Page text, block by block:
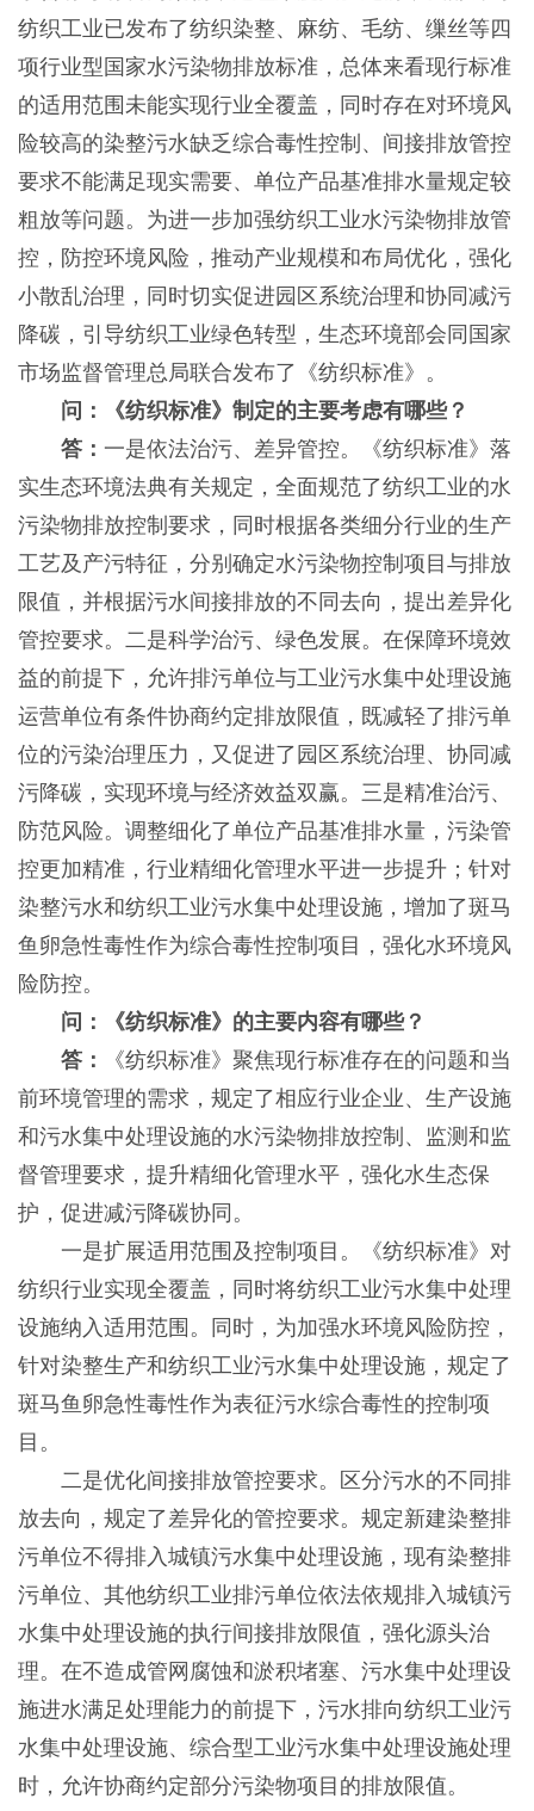
纺织工业已发布了纺织染整、麻纺、毛纺、缫丝等四
项行业型国家水污染物排放标准，总体来看现行标准
的适用范围未能实现行业全覆盖，同时存在对环境风
险较高的染整污水缺乏综合毒性控制、间接排放管控
要求不能满足现实需要、单位产品基准排水量规定较
粗放等问题。为进一步加强纺织工业水污染物排放管
控，防控环境风险，推动产业规模和布局优化，强化
小散乱治理，同时切实促进园区系统治理和协同减污
降碳，引导纺织工业绿色转型，生态环境部会同国家
市场监督管理总局联合发布了《纺织标准》。
问：《纺织标准》制定的主要考虑有哪些？
答： 一是依法治污、差异管控。《纺织标准》落
实生态环境法典有关规定，全面规范了纺织工业的水
污染物排放控制要求，同时根据各类细分行业的生产
工艺及产污特征，分别确定水污染物控制项目与排放
限值，并根据污水间接排放的不同去向，提出差异化
管控要求。二是科学治污、绿色发展。在保障环境效
益的前提下，允许排污单位与工业污水集中处理设施
运营单位有条件协商约定排放限值，既减轻了排污单
位的污染治理压力，又促进了园区系统治理、协同减
污降碳，实现环境与经济效益双赢。三是精准治污、
防范风险。调整细化了单位产品基准排水量，污染管
控更加精准，行业精细化管理水平进一步提升；针对
染整污水和纺织工业污水集中处理设施，增加了斑马
鱼卵急性毒性作为综合毒性控制项目，强化水环境风
险防控。
问：《纺织标准》的主要内容有哪些？
答：
《纺织标准》聚焦现行标准存在的问题和当
前环境管理的需求，规定了相应行业企业、生产设施
和污水集中处理设施的水污染物排放控制、监测和监
督管理要求，提升精细化管理水平，强化水生态保
护，促进减污降碳协同。
一是扩展适用范围及控制项目。《纺织标准》对
纺织行业实现全覆盖，同时将纺织工业污水集中处理
设施纳入适用范围。同时，为加强水环境风险防控，
针对染整生产和纺织工业污水集中处理设施，规定了
斑马鱼卵急性毒性作为表征污水综合毒性的控制项
目。
二是优化间接排放管控要求。区分污水的不同排
放去向，规定了差异化的管控要求。规定新建染整排
污单位不得排入城镇污水集中处理设施，现有染整排
污单位、其他纺织工业排污单位依法依规排入城镇污
水集中处理设施的执行间接排放限值，强化源头治
理。在不造成管网腐蚀和淤积堵塞、污水集中处理设
施进水满足处理能力的前提下，污水排向纺织工业污
水集中处理设施、综合型工业污水集中处理设施处理
时，允许协商约定部分污染物项目的排放限值。